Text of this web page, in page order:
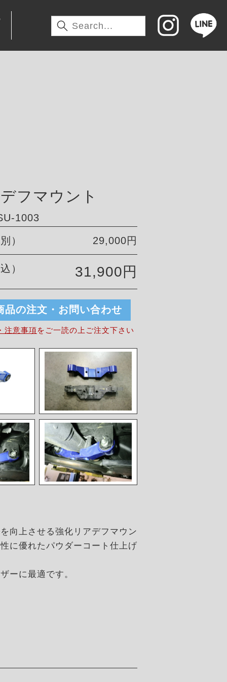
フマウント
1003
） 29,000円
） 31,900円
品の注文・お問い合わせ
注意事項を ご一読の上ご注文下さい
向上させる強化リアデフマウン
に優れたパウダーコート仕上げ
ーに最適です。